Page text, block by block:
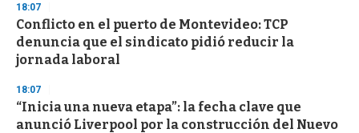
18:07
Conflicto en el puerto de Montevideo: TCP
denuncia que el sindicato pidió reducir la
jornada laboral
18:07
“Inicia una nueva etapa”: la fecha clave que
anunció Liverpool por la construcción del Nuevo